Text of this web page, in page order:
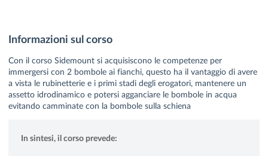
Informazioni sul corso
Con il corso Sidemount si acquisiscono le competenze per
immergersi con 2 bombole ai fianchi, questo ha il vantaggio di avere
a vista le rubinetterie e i primi stadi degli erogatori, mantenere un
assetto idrodinamico e potersi agganciare le bombole in acqua
evitando camminate con la bombole sulla schiena
In sintesi, il corso prevede: